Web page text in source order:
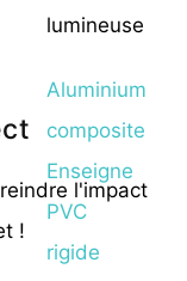
lumineuse
Aluminium
composite
Enseigne
PVC
rigide
l'impact
!